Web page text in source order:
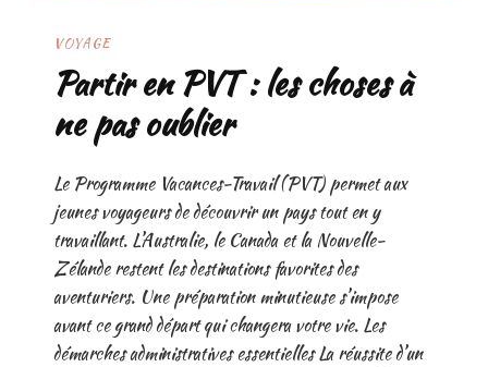
VOYAGE
Partir en PVT : les choses à
ne pas oublier
Le Programme Vacances-Travail (PVT) permet aux
jeunes voyageurs de découvrir un pays tout en y
travaillant. L’Australie, le Canada et la Nouvelle-
Zélande restent les destinations favorites des
aventuriers. Une préparation minutieuse s’impose
avant ce grand départ qui changera votre vie. Les
démarches administratives essentielles La réussite d’un